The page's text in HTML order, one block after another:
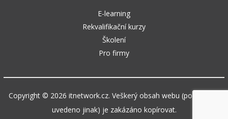
E-learning
Rekvalifikační kurzy
Školení
Pro firmy
Copyright © 2026 itnetwork.cz. Veškerý obsah webu (pokud není
uvedeno jinak) je zakázáno kopírovat.